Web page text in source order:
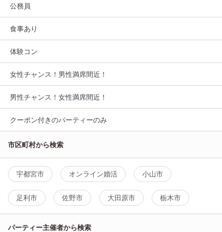
公務員
食事あり
体験コン
女性チャンス！男性満席間近！
男性チャンス！女性満席間近！
クーポン付きのパーティーのみ
市区町村から検索
宇都宮市 オンライン婚活 小山市
足利市 佐野市 大田原市 栃木市
パーティー主催者から検索